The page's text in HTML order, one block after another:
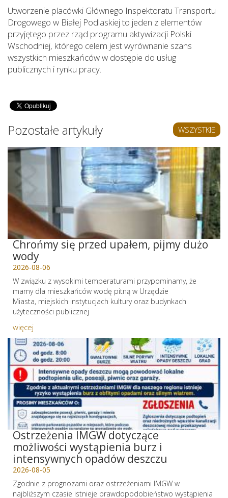
Utworzenie placówki Głównego Inspektoratu Transportu
Drogowego w Białej Podlaskiej to jeden z elementów
przyjętego przez rząd programu aktywizacji Polski
Wschodniej, którego celem jest wyrównanie szans
wszystkich mieszkańców w dostępie do usług
publicznych i rynku pracy.
Pozostałe artykuły WSZYSTKIE
Chrońmy się przed upałem, pijmy dużo
wody
2026-08-06
W związku z wysokimi temperaturami przypominamy, że
mamy dla mieszkańców wodę pitną w Urzędzie
Miasta, miejskich instytucjach kultury oraz budynkach
użyteczności publicznej
więcej
Ostrzeżenia IMGW dotyczące
możliwości wystąpienia burz i
intensywnych opadów deszczu
2026-08-05
Zgodnie z prognozami oraz ostrzeżeniami IMGW w
najbliższym czasie istnieje prawdopodobieństwo wystąpienia